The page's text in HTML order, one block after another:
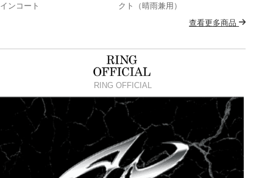
インコート
クト（晴雨兼用）
查看更多商品
RING OFFICIAL